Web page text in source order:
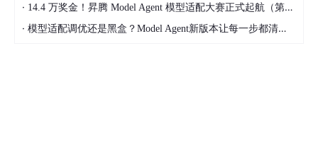
· 14.4 万奖金！昇腾 Model Agent 模型适配大赛正式起航（第二季）
· 模型适配调优还是黑盒？Model Agent新版本让每一步都清晰可见